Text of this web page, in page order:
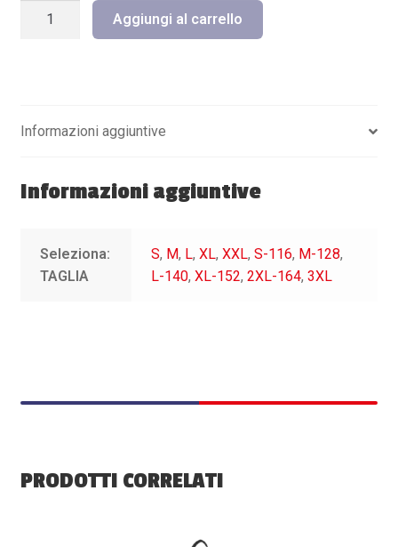
GIACCA
Aggiungi al carrello
Informazioni aggiuntive
Informazioni aggiuntive
Seleziona:
TAGLIA
S, M, L,XL,XXL,S-116, M-128,
L-140,XL-152,2XL-164,3XL
PRODOTTI CORRELATI